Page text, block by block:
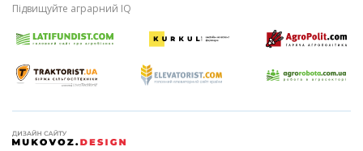
Підвищуйте аграрний IQ